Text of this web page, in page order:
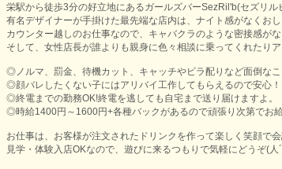
栄駅から徒歩3分の好立地にあるガールズバーSezRil'b(セズリ
有名デザイナーが手掛けた最先端な店内は、ナイト感がなくお
カウンター越しのお仕事なので、キャバクラのような密接感が
そして、女性店長が誰よりも親身に色々相談に乗ってくれたり
◎ノルマ、罰金、待機カット、キャッチやビラ配りなど面倒な
◎顔バレしたくない子にはアリバイ工作してもらえるので安心！
◎終電までの勤務OK!終電を逃しても自宅まで送り届けますよ。
◎時給1400円～1600円+各種バックがあるので頑張り次第でお
お仕事は、お客様が注文されたドリンクを作って楽しく笑顔で
見学・体験入店OKなので、遊びに来るつもりで気軽にどうぞ(